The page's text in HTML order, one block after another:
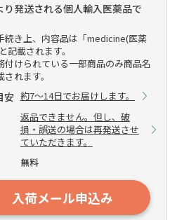
キング
り発送される個人輸入医薬品で
続き上、内容品は「medicine(医薬
記載されます。
けられている一部商品のみ商品名
されます。
安 約7～14日でお届けします。
返品できません。但し、破
損・誤送の場合は再発送させ
ていただきます。
無料
入荷メール申込み